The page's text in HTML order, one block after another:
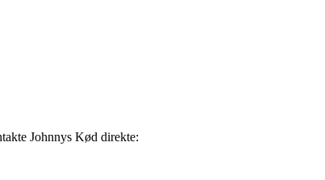
Johnnys Kød direkte: